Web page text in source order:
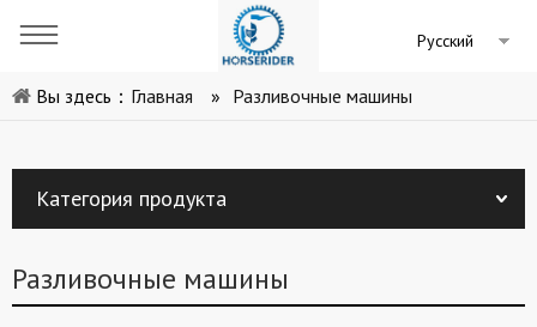
Pусский
Вы здесь： Главная » Разливочные машины
Категория продукта
Разливочные машины